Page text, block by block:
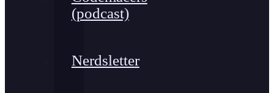
(podcast)
Nerdsletter